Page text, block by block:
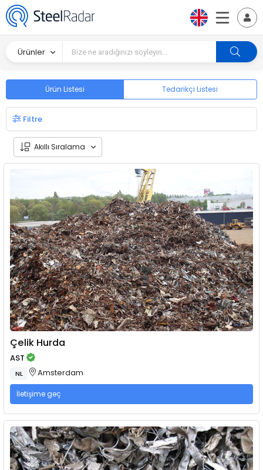
Ürünler
Ürün Listesi Tedarikçi Listesi
Filtre
Akıllı Sıralama
Çelik Hurda
AST
NL Amsterdam
İletişime geç